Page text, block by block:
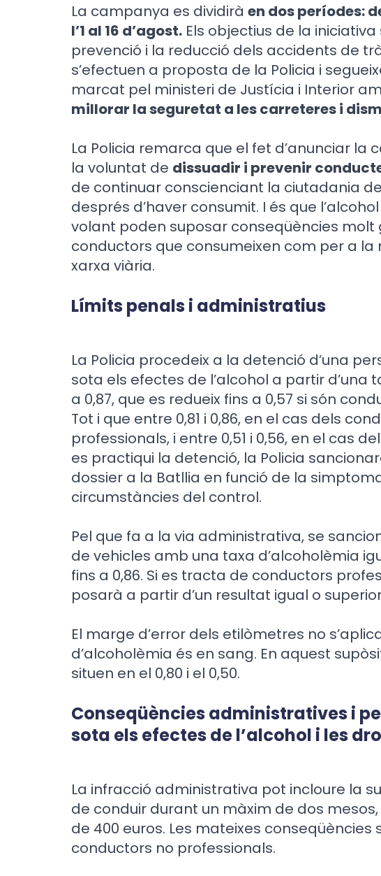
La campanya es dividirà en dos períodes:
l’1 al 16 d’agost. Els objectius de la
prevenció i la reducció dels accidents de
s’efectuen a proposta de la Policia i
marcat pel ministeri de Justícia i Interior
millorar la seguretat a les carreteres i
La Policia remarca que el fet d’anunciar la
la voluntat de dissuadir i prevenir
de continuar conscienciant la ciutadania
després d’haver consumit. I és que
volant poden suposar conseqüències molt
conductors que consumeixen com per a la
xarxa viària.
Límits penals i administratius
La Policia procedeix a la detenció d’una
sota els efectes de l’alcohol a partir d’una
a 0,87, que es redueix fins a 0,57 si són
Tot i que entre 0,81 i 0,86, en el cas dels
professionals, i entre 0,51 i 0,56, en el cas
es practiqui la detenció, la Policia
dossier a la Batllia en funció de la
circumstàncies del control.
Pel que fa a la via administrativa, se
de vehicles amb una taxa d’alcoholèmia
fins a 0,86. Si es tracta de conductors
posarà a partir d’un resultat igual o superior
El marge d’error dels etilòmetres no
d’alcoholèmia és en sang. En aquest
situen en el 0,80 i el 0,50.
Conseqüències administratives i
sota els efectes de l’alcohol i les
La infracció administrativa pot incloure la
de conduir durant un màxim de dos mesos,
de 400 euros. Les mateixes conseqüències
conductors no professionals.